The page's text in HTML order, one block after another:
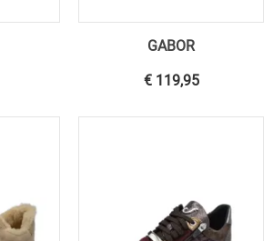
GABOR
€ 119,95